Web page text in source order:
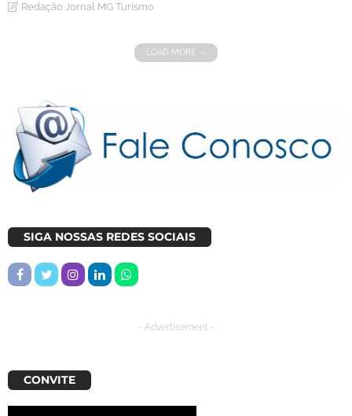
Redação Jornal MG Turismo
LOAD MORE
SIGA NOSSAS REDES SOCIAIS
- Advertisement -
CONVITE